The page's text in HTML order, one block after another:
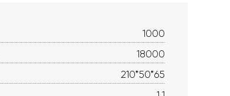
1000
18000
210*50*65